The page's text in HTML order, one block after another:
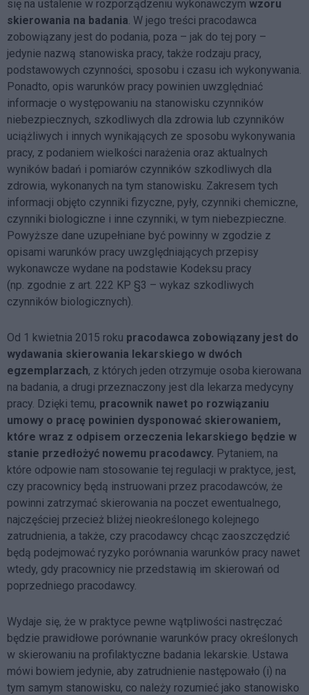
się na ustalenie w rozporządzeniu wykonawczym wzoru
skierowania na badania. W jego treści pracodawca
zobowiązany jest do podania, poza – jak do tej pory –
jedynie nazwą stanowiska pracy, także rodzaju pracy,
podstawowych czynności, sposobu i czasu ich wykonywania.
Ponadto, opis warunków pracy powinien uwzględniać
informacje o występowaniu na stanowisku czynników
niebezpiecznych, szkodliwych dla zdrowia lub czynników
uciążliwych i innych wynikających ze sposobu wykonywania
pracy, z podaniem wielkości narażenia oraz aktualnych
wyników badań i pomiarów czynników szkodliwych dla
zdrowia, wykonanych na tym stanowisku. Zakresem tych
informacji objęto czynniki fizyczne, pyły, czynniki chemiczne,
czynniki biologiczne i inne czynniki, w tym niebezpieczne.
Powyższe dane uzupełniane być powinny w zgodzie z
opisami warunków pracy uwzględniających przepisy
wykonawcze wydane na podstawie Kodeksu pracy
(np. zgodnie z art. 222 KP §3 – wykaz szkodliwych
czynników biologicznych).
Od 1 kwietnia 2015 roku pracodawca zobowiązany jest do
wydawania skierowania lekarskiego w dwóch
egzemplarzach, z których jeden otrzymuje osoba kierowana
na badania, a drugi przeznaczony jest dla lekarza medycyny
pracy. Dzięki temu, pracownik nawet po rozwiązaniu
umowy o pracę powinien dysponować skierowaniem,
które wraz z odpisem orzeczenia lekarskiego będzie w
stanie przedłożyć nowemu pracodawcy. Pytaniem, na
które odpowie nam stosowanie tej regulacji w praktyce, jest,
czy pracownicy będą instruowani przez pracodawców, że
powinni zatrzymać skierowania na poczet ewentualnego,
najczęściej przecież bliżej nieokreślonego kolejnego
zatrudnienia, a także, czy pracodawcy chcąc zaoszczędzić
będą podejmować ryzyko porównania warunków pracy nawet
wtedy, gdy pracownicy nie przedstawią im skierowań od
poprzedniego pracodawcy.
Wydaje się, że w praktyce pewne wątpliwości nastręczać
będzie prawidłowe porównanie warunków pracy określonych
w skierowaniu na profilaktyczne badania lekarskie. Ustawa
mówi bowiem jedynie, aby zatrudnienie następowało (i) na
tym samym stanowisku, co należy rozumieć jako stanowisko